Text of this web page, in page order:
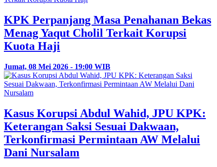
KPK Perpanjang Masa Penahanan Bekas
Menag Yaqut Cholil Terkait Korupsi
Kuota Haji
Jumat, 08 Mei 2026 - 19:00 WIB
Kasus Korupsi Abdul Wahid, JPU KPK:
Keterangan Saksi Sesuai Dakwaan,
Terkonfirmasi Permintaan AW Melalui
Dani Nursalam